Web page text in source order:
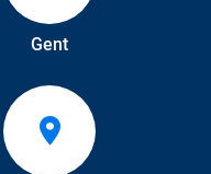
Gent